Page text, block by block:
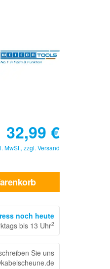
32,99 €
MwSt., zzgl. Versand
noch heute
bis 13 Uhr2
Sie uns